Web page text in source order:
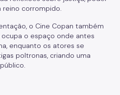
reino corrompido.
o Cine Copan também
o espaço onde antes
enquanto os atores se
poltronas, criando uma